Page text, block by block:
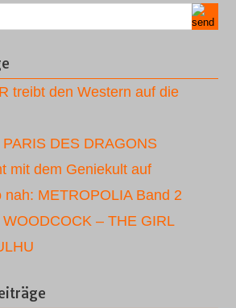
treibt den Western auf die
DES DRAGONS
mit dem Geniekult auf
nah: METROPOLIA Band 2
– THE GIRL